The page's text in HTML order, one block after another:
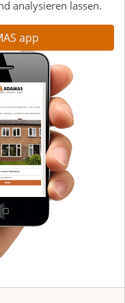
analysieren lassen.
app